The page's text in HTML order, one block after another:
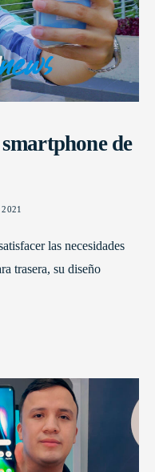
de
las necesidades
trasera, su diseño